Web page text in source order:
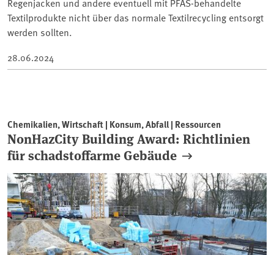
Textilprodukte nicht über das normale Textilrecycling entsorgt
werden sollten.
28.06.2024
Chemikalien, Wirtschaft | Konsum, Abfall | Ressourcen
NonHazCity Building Award: Richtlinien
für schadstoffarme Gebäude